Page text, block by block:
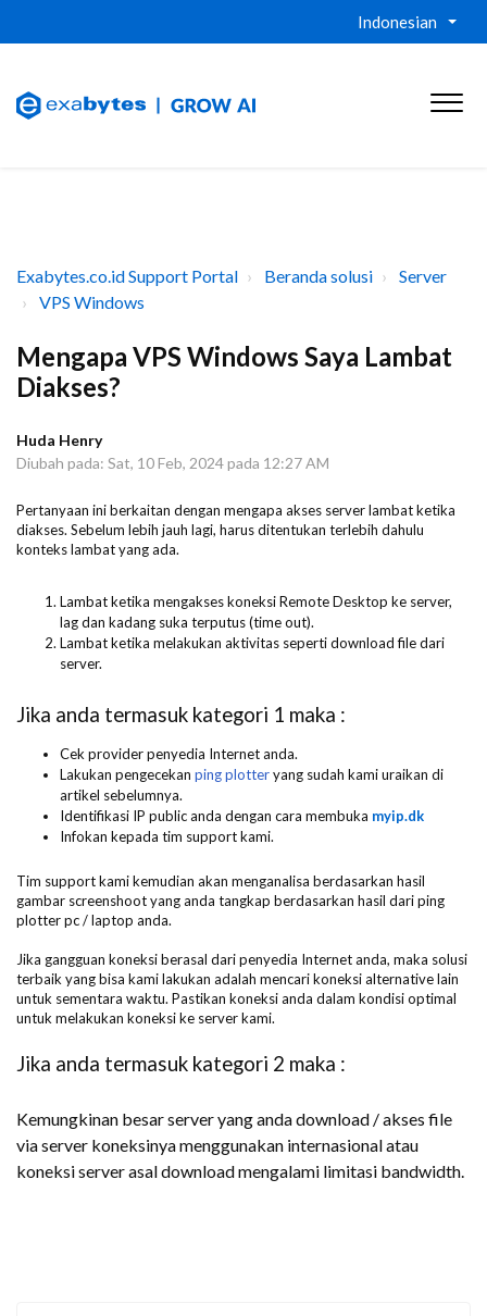
Indonesian
Exabytes.co.id Support Portal Beranda solusi
Server
VPS Windows
Mengapa VPS Windows Saya Lambat
Diakses?
Huda Henry
Diubah pada: Sat, 10 Feb, 2024 pada 12:27 AM
Pertanyaan ini berkaitan dengan mengapa akses server lambat ketika
diakses. Sebelum lebih jauh lagi, harus ditentukan terlebih dahulu
konteks lambat yang ada.
Lambat ketika mengakses koneksi Remote Desktop ke server,
lag dan kadang suka terputus (time out).
Lambat ketika melakukan aktivitas seperti download file dari
server.
Jika anda termasuk kategori 1 maka :
Cek provider penyedia Internet anda.
Lakukan pengecekan ping plotteryang sudah kami uraikan di
artikel sebelumnya.
Identifikasi IP public anda dengan cara membuka myip.dk
Infokan kepada tim support kami.
Tim support kami kemudian akan menganalisa berdasarkan hasil
gambar screenshoot yang anda tangkap berdasarkan hasil dari ping
plotter pc / laptop anda.
Jika gangguan koneksi berasal dari penyedia Internet anda, maka solusi
terbaik yang bisa kami lakukan adalah mencari koneksi alternative lain
untuk sementara waktu. Pastikan koneksi anda dalam kondisi optimal
untuk melakukan koneksi ke server kami.
Jika anda termasuk kategori 2 maka :
Kemungkinan besar server yang anda download / akses file
via server koneksinya menggunakan internasional atau
koneksi server asal download mengalami limitasi bandwidth.